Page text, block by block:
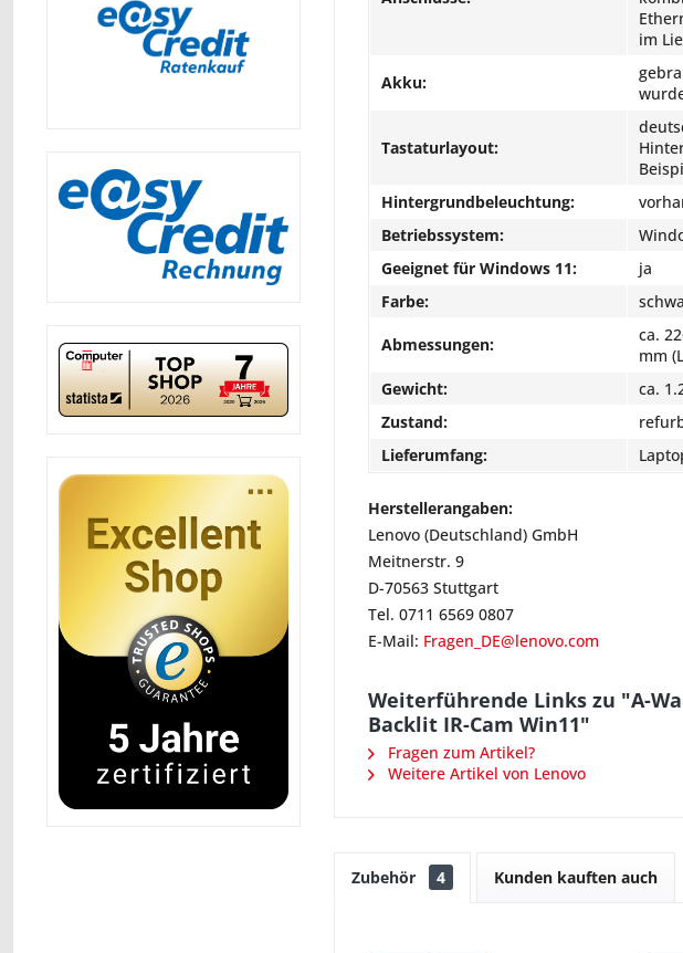
im
Akku:
Tastaturlayout:
Hintergrundbeleuchtung:
Betriebssystem:
Geeignet für Windows 11:
ja
Farbe:
Abmessungen:
ca.
mm
Gewicht:
ca.
Zustand:
Lieferumfang:
Herstellerangaben:
Lenovo (Deutschland) GmbH
Meitnerstr. 9
D-70563 Stuttgart
Tel. 0711 6569 0807
E-Mail: Fragen_DE@lenovo.com
Weiterführende Links zu "A-
Backlit IR-Cam Win11"
Fragen zum Artikel?
Weitere Artikel von Lenovo
Zubehör 4 Kunden kauften auch